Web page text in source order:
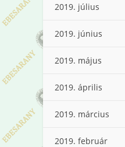
2019. július
2019. június
2019. május
2019. április
2019. március
2019. február